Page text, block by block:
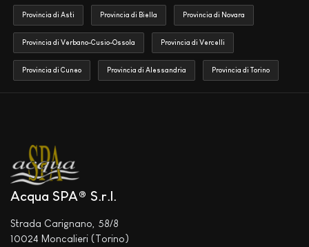
Provincia di Asti Provincia di Biella Provincia di Novara
Provincia di Verbano-Cusio-Ossola Provincia di Vercelli
Provincia di Cuneo Provincia di Alessandria Provincia di Torino
Acqua SPA® S.r.l.
Strada Carignano, 58/8
10024 Moncalieri (Torino)